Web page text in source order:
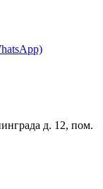
д. 12, пом.